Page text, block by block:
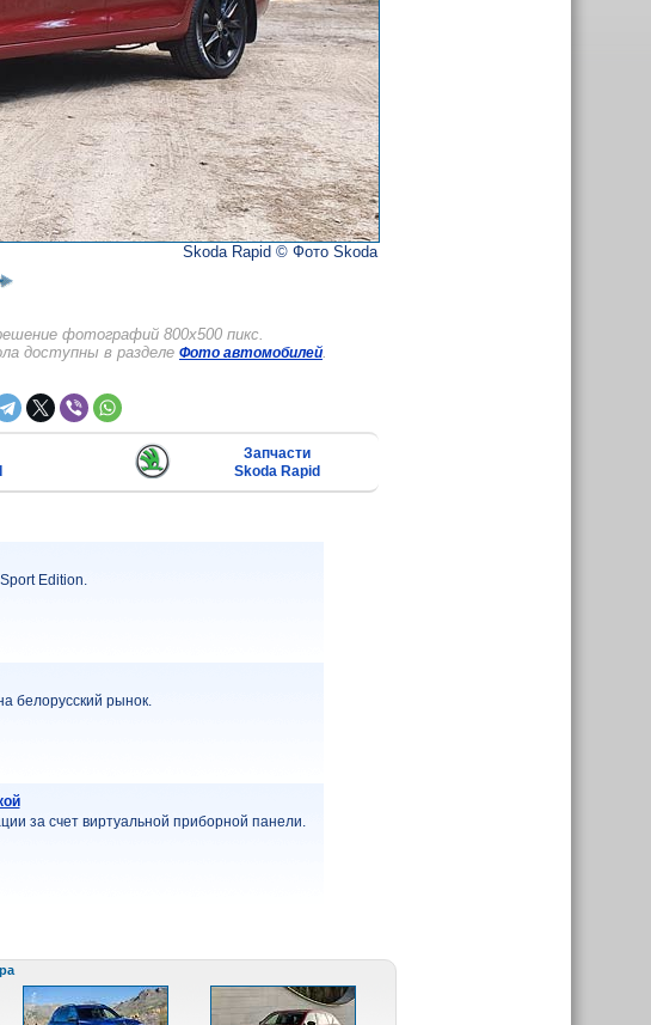
Skoda Rapid © Фото Skoda
фотографий 800x500 пикс.
доступны в разделе Фото автомобилей.
Запчасти
Skoda Rapid
Edition.
белорусский рынок.
за счет виртуальной приборной панели.